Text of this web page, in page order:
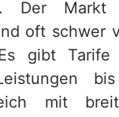
Der Markt
oft schwer
gibt
mit